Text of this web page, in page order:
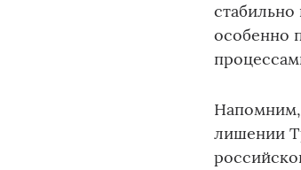
стабильно
особенно
Напомним,
лишении